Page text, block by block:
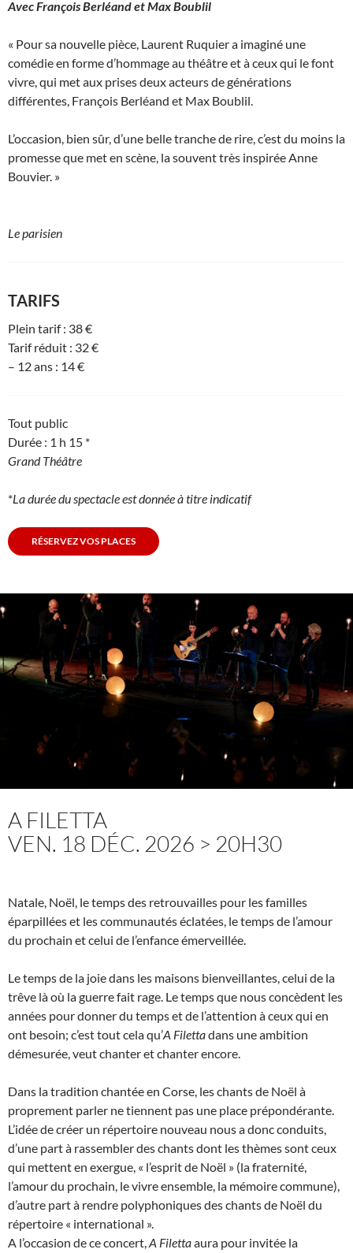
AvecFrançois Berléand et Max Boublil
« Pour sa nouvelle pièce, Laurent Ruquier a imaginé une
comédie en forme d’hommage au théâtre et à ceux qui le font
vivre, qui met aux prises deux acteurs de générations
différentes, François Berléand et Max Boublil.
L’occasion, bien sûr, d’une belle tranche de rire, c’est du moins la
promesse que met en scène, la souvent très inspirée Anne
Bouvier. »
Le parisien
TARIFS
Plein tarif : 38 €
Tarif réduit : 32 €
– 12 ans : 14 €
Tout public
Durée : 1 h 15 *
Grand Théâtre
*La durée du spectacle est donnée à titre indicatif
RÉSERVEZ VOS PLACES
A FILETTA
VEN. 18 DÉC. 2026 > 20H30
Natale, Noël, le temps des retrouvailles pour les familles
éparpillées et les communautés éclatées, le temps de l’amour
du prochain et celui de l’enfance émerveillée.
Le temps de la joie dans les maisons bienveillantes, celui de la
trêve là où la guerre fait rage. Le temps que nous concèdent les
années pour donner du temps et de l’attention à ceux qui en
ont besoin; c’est tout cela qu’A Filettadans une ambition
démesurée, veut chanter et chanter encore.
Dans la tradition chantée en Corse, les chants de Noël à
proprement parler ne tiennent pas une place prépondérante.
L’idée de créer un répertoire nouveau nous a donc conduits,
d’une part à rassembler des chants dont les thèmes sont ceux
qui mettent en exergue, « l’esprit de Noël » (la fraternité,
l’amour du prochain, le vivre ensemble, la mémoire commune),
d’autre part à rendre polyphoniques des chants de Noël du
répertoire « international ».
A l’occasion de ce concert,A Filettaaura pour invitée la